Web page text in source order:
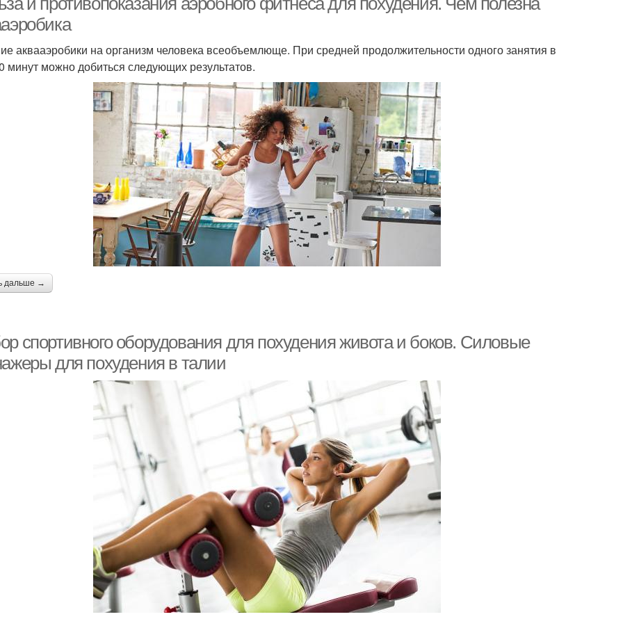
аквааэробики на организм человека всеобъемлюще. При средней продолжительности одного занятия в
минут можно добиться следующих результатов.
дальше →
спортивного оборудования для похудения живота и боков. Силовые
для похудения в талии